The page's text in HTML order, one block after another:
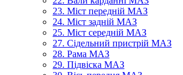
23. Міст передній МАЗ
24. Міст задній МАЗ
25. Міст середній МАЗ
27. Сідельний пристрій МАЗ
28. Рама МАЗ
29. Підвіска МАЗ